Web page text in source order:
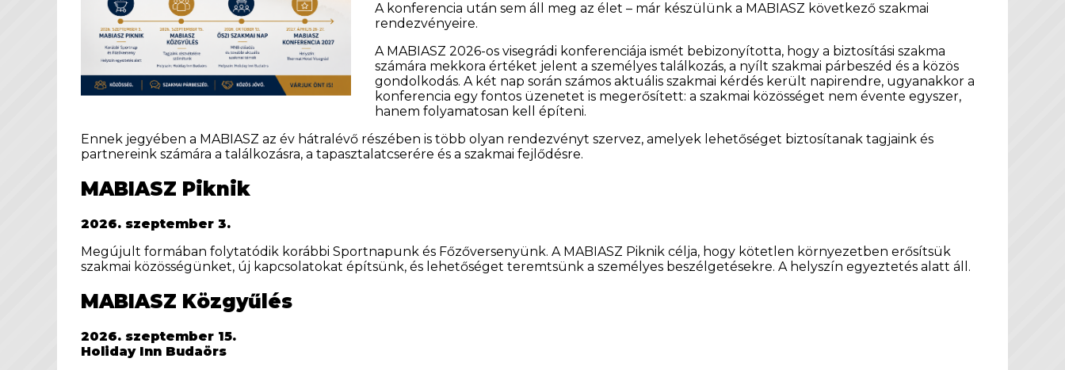
A konferencia után sem áll meg az élet – már készülünk a MABIASZ következő szakmai
rendezvényeire.
A MABIASZ 2026-os visegrádi konferenciája ismét bebizonyította, hogy a biztosítási szakma
számára mekkora értéket jelent a személyes találkozás, a nyílt szakmai párbeszéd és a közös
gondolkodás. A két nap során számos aktuális szakmai kérdés került napirendre, ugyanakkor a
konferencia egy fontos üzenetet is megerősített: a szakmai közösséget nem évente egyszer,
hanem folyamatosan kell építeni.
Ennek jegyében a MABIASZ az év hátralévő részében is több olyan rendezvényt szervez, amelyek lehetőséget biztosítanak tagjaink és
partnereink számára a találkozásra, a tapasztalatcserére és a szakmai fejlődésre.
MABIASZ Piknik
2026. szeptember 3.
Megújult formában folytatódik korábbi Sportnapunk és Főzőversenyünk. A MABIASZ Piknik célja, hogy kötetlen környezetben erősítsük
szakmai közösségünket, új kapcsolatokat építsünk, és lehetőséget teremtsünk a személyes beszélgetésekre. A helyszín egyeztetés alatt áll.
MABIASZ Közgyűlés
2026. szeptember 15.
Holiday Inn Budaörs